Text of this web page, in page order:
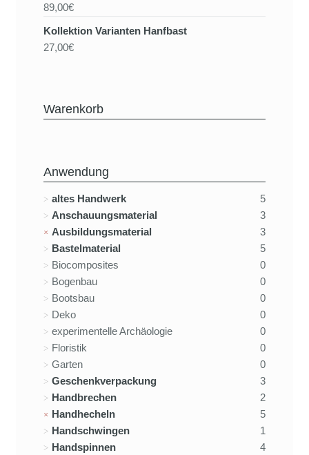
89,00€
Kollektion Varianten Hanfbast
27,00€
Warenkorb
Anwendung
altes Handwerk
5
Anschauungsmaterial
3
Ausbildungsmaterial
3
Bastelmaterial
5
Biocomposites
0
Bogenbau
0
Bootsbau
0
Deko
0
experimentelle Archäologie
0
Floristik
0
Garten
0
Geschenkverpackung
3
Handbrechen
2
Handhecheln
5
Handschwingen
1
Handspinnen
4